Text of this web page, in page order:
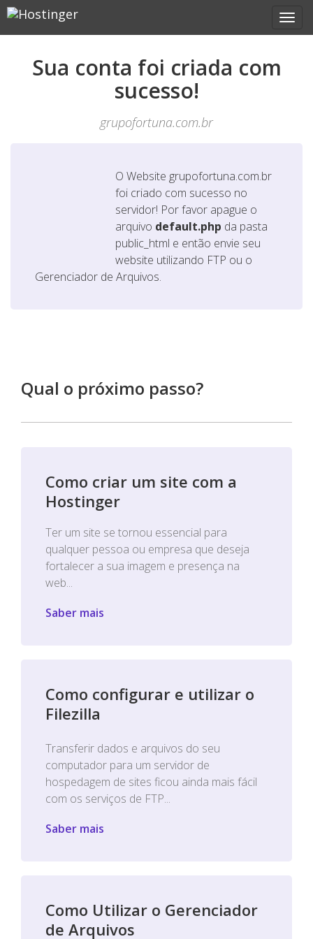
Sua conta foi criada com
sucesso!
grupofortuna.com.br
O Website grupofortuna.com.br
foi criado com sucesso no
servidor! Por favor apague o
arquivo default.php da pasta
public_html e então envie seu
website utilizando FTP ou o
Gerenciador de Arquivos.
Qual o próximo passo?
Como criar um site com a
Hostinger
Ter um site se tornou essencial para
qualquer pessoa ou empresa que deseja
fortalecer a sua imagem e presença na
web...
Saber mais
Como configurar e utilizar o
Filezilla
Transferir dados e arquivos do seu
computador para um servidor de
hospedagem de sites ficou ainda mais fácil
com os serviços de FTP...
Saber mais
Como Utilizar o Gerenciador
de Arquivos